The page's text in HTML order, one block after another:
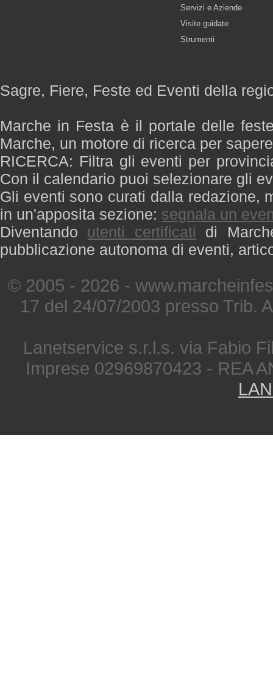
Servizi e Aziende
Visite guidate
Strumenti
Sagre, Fiere, Feste ed Eventi della
Marche in Festa è il portale delle
Marche, un motore di ricerca per
RICERCA: Filtra gli eventi per
Con il calendario puoi selezionare gli
Gli eventi sono curati dalla redazione,
in un'apposita sezione: segnala un
Diventando utenti certificati di
pubblicazione autonoma di eventi,
© 2005 - 2026 -
17 del 24/07/2003 presso Trib.
Lanetservice s.r.l.s. via Fabio
Imprese 02969870423 - REA